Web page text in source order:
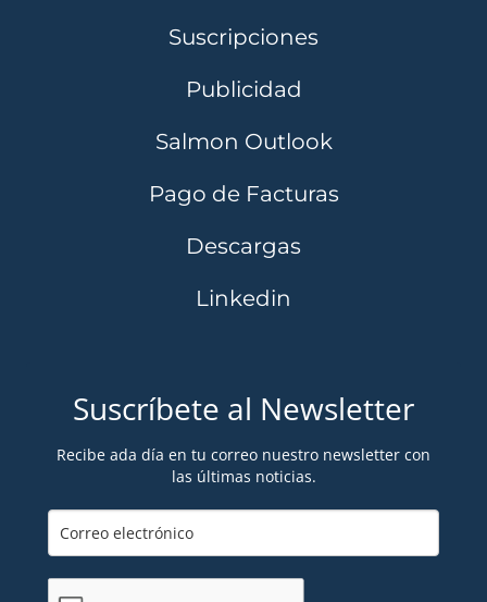
Suscripciones
Publicidad
Salmon Outlook
Pago de Facturas
Descargas
Linkedin
Suscríbete al Newsletter
Recibe ada día en tu correo nuestro newsletter con
las últimas noticias.